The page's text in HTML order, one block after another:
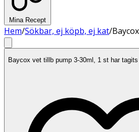
Mina Recept
Hem/Sökbar, ej köpb, ej kat/
Baycox vet tillb pump 3-30ml, 1 st har